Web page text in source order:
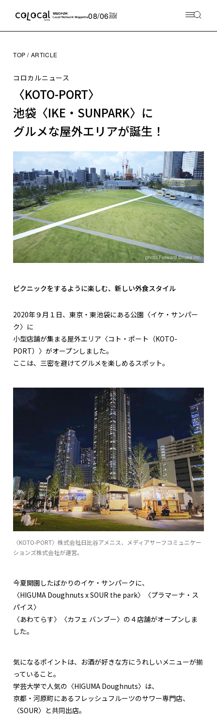
08/06THU
2026
TOP ARTICLE
コロカルニュース
〈KOTO-PORT〉
池袋〈IKE・SUNPARK〉に
グルメな屋外エリアが誕生！
ピクニックをするように楽しむ、新しい外食スタイル
2020年９月１日、東京・東池袋にある公園〈イケ・サンパー
ク〉に
小型店舗が集まる屋外エリア〈コト・ポート（KOTO-
PORT）〉がオープンしました。
ここは、三密を避けてグルメを楽しめるスポット。
〈KOTO-PORT〉株式会社日比谷アメニス、メディアサーフコミュニケー
ションズ株式会社が運営。
今夏開園したばかりのイケ・サンパークに、
〈HIGUMA Doughnuts x SOUR the park〉〈プラマーナ・ス
パイス〉
〈あわてらす〉〈カフェ バンブー〉の４店舗がオープンしま
した。
気になるポイントは、お酒が好きな方にうれしいメニューが揃
っていること。
学芸大学で人気の〈HIGUMA Doughnuts〉は、
京都・河原町にあるフレッシュフルーツのサワー専門店、
〈SOUR〉と共同出店。